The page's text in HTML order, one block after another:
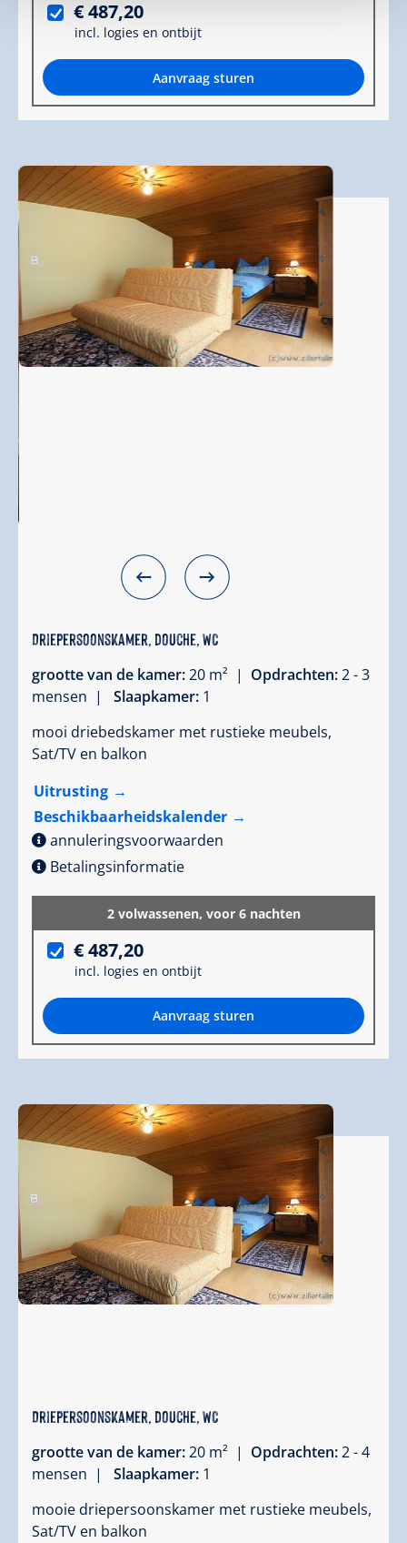
€ 487,20
incl. logies en ontbijt
Aanvraag sturen
Driepersoonskamer, douche, WC
grootte van de kamer:20 m² | Opdrachten:2 - 3
mensen |
Slaapkamer: 1
mooi driebedskamer met rustieke meubels,
Sat/TV en balkon
Uitrusting
Beschikbaarheidskalender
annuleringsvoorwaarden
Betalingsinformatie
2 volwassenen, voor 6 nachten
€ 487,20
incl. logies en ontbijt
Aanvraag sturen
Driepersoonskamer, douche, WC
grootte van de kamer:20 m² | Opdrachten:2 - 4
mensen |
Slaapkamer: 1
mooie driepersoonskamer met rustieke meubels,
Sat/TV en balkon